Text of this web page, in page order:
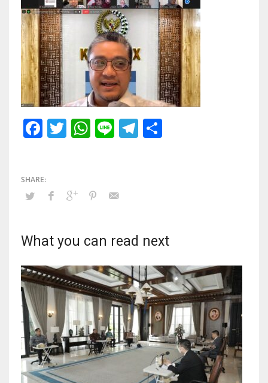
Facebook
Twitter
WhatsApp
LineTelegram
What you can read next